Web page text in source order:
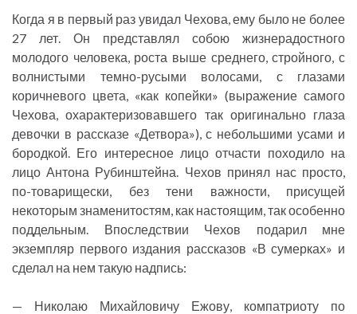
Когда я в первый раз увидал Чехова, ему было не более
27 лет. Он представлял собою жизнерадостного
молодого человека, роста выше среднего, стройного, с
волнистыми темно-русыми волосами, с глазами
коричневого цвета, «как копейки» (выражение самого
Чехова, охарактеризовавшего так оригинально глаза
девочки в рассказе «Детвора»), с небольшими усами и
бородкой. Его интересное лицо отчасти походило на
лицо Антона Рубинштейна. Чехов принял нас просто,
по-товарищески, без тени важности, присущей
некоторым знаменитостям, как настоящим, так особенно
поддельным. Впоследствии Чехов подарил мне
экземпляр первого издания рассказов «В сумерках» и
сделал на нем такую надпись:
— Николаю Михайловичу Ежову, компатриоту по